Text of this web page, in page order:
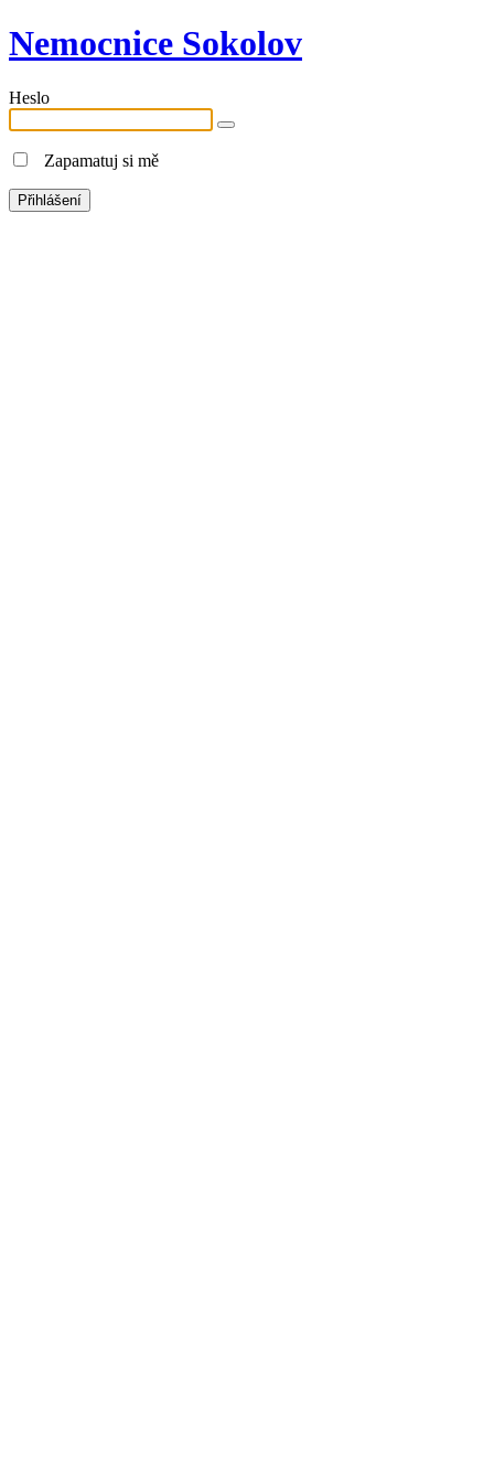
Nemocnice Sokolov
Heslo
Zapamatuj si mě